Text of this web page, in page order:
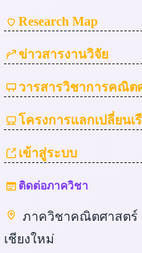
Research Map
ข่าวสารงานวิจัย
วารสารวิชาการคณิต
โครงการแลกเปลี่ยนเ
เข้าสู่ระบบ
ติดต่อภาควิชา
ภาควิชาคณิตศาสตร์
เชียงใหม่